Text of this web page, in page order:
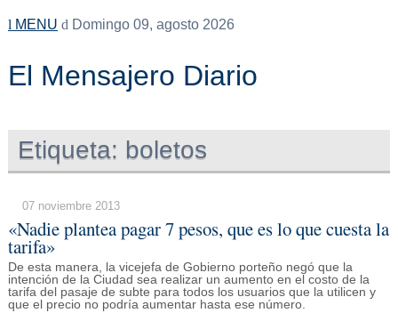
MENU Domingo 09, agosto 2026
El Mensajero Diario
Etiqueta: boletos
07 noviembre 2013
«Nadie plantea pagar 7 pesos, que es lo que cuesta la
tarifa»
De esta manera, la vicejefa de Gobierno porteño negó que la
intención de la Ciudad sea realizar un aumento en el costo de la
tarifa del pasaje de subte para todos los usuarios que la utilicen y
que el precio no podría aumentar hasta ese número.